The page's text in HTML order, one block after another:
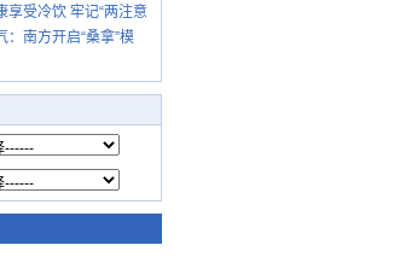
误
享受冷饮 牢记“两注意
：南方开启“桑拿”模